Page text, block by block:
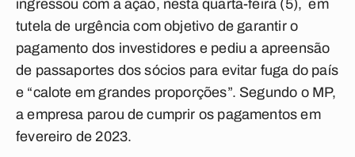
ingressou com a ação, nesta quarta-feira (5), em
tutela de urgência com objetivo de garantir o
pagamento dos investidores e pediu a apreensão
de passaportes dos sócios para evitar fuga do país
e “calote em grandes proporções”. Segundo o MP,
a empresa parou de cumprir os pagamentos em
fevereiro de 2023.